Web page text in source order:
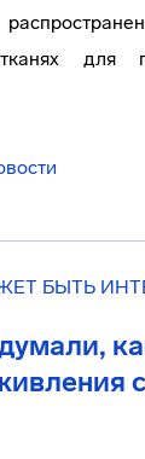
тканях для
БЫТЬ